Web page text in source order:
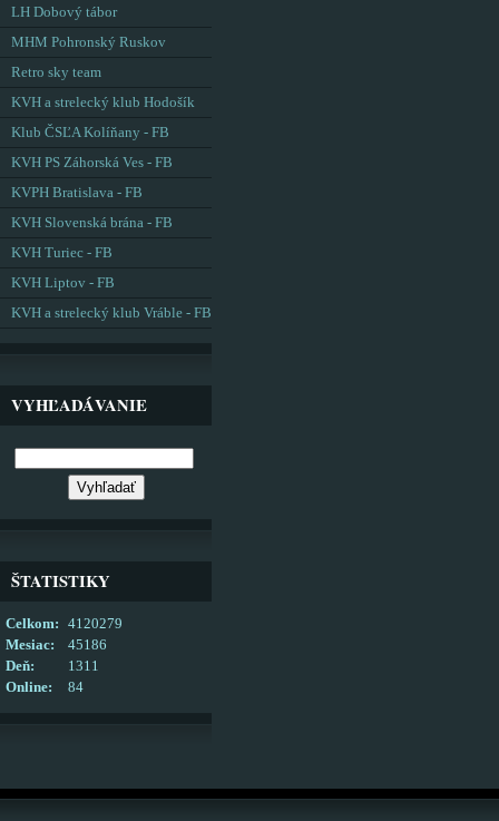
LH Dobový tábor
MHM Pohronský Ruskov
Retro sky team
KVH a strelecký klub Hodošík
Klub ČSĽA Kolíňany - FB
KVH PS Záhorská Ves - FB
KVPH Bratislava - FB
KVH Slovenská brána - FB
KVH Turiec - FB
KVH Liptov - FB
KVH a strelecký klub Vráble - FB
VYHĽADÁVANIE
ŠTATISTIKY
Online: 84
Celkom:
4120279
Mesiac:
45186
Deň:
1311